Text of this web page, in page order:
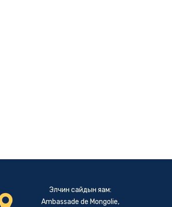
Элчин сайдын яам:
Ambassade de Mongolie,